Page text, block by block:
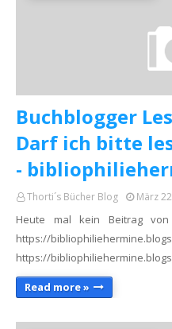
Buchblogger
Darf ich bitte
-
Thorti´s Bücher Blog März
Heute mal kein Beitrag
https://
https://
Read more »